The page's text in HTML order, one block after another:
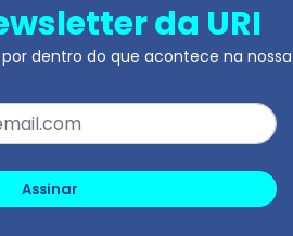
da URI
dentro do que acontece na nossa
Assinar